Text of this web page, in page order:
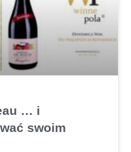
… i
swoim